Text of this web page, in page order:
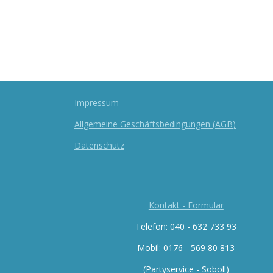
Impressum
Allgemeine Geschäftsbedingungen (AGB)
Datenschutz
Kontakt - Formular
Telefon: 040 - 632 733 93
Mobil: 0176 -569 80 813
(Partyservice - Soboll)